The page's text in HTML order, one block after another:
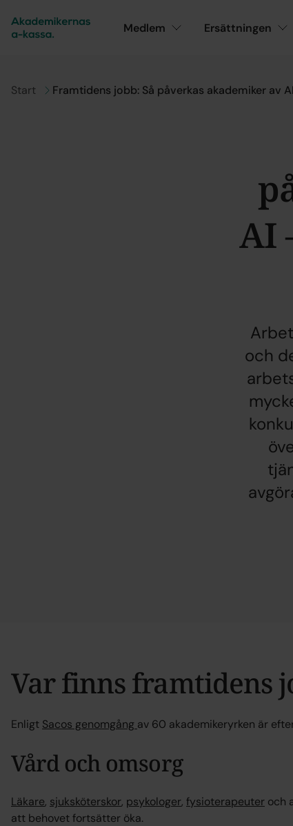
Medlem Ersättningen
Gå till
Start Framtidens jobb: Så påverkas akademiker av
AI
och
Var finns framtidens
Enligt Sacos genomgång av 60 akademikeryrken är
Vård och omsorg
Läkare, sjuksköterskor, psykologer, fysioterapeuter och
att behovet fortsätter öka.